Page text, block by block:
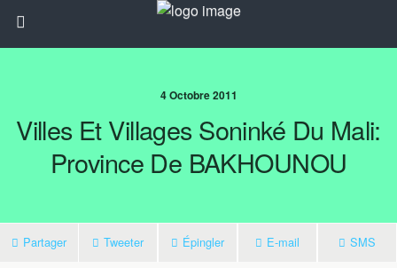
4 Octobre 2011
Villes Et Villages Soninké Du Mali:
Province De BAKHOUNOU
Partager Tweeter Épingler E-mail SMS